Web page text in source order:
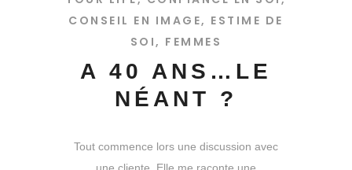
CONSEIL EN IMAGE, ESTIME DE
SOI, FEMMES
A 40 ANS…LE
NÉANT ?
Tout commence lors une discussion avec